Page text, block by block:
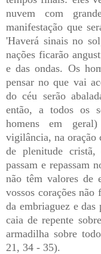
nuvem com
manifestação que
'Haverá sinais no
nações ficarão
e das ondas. Os
pensar no que vai
do céu serão
então, a todos os
homens em
vigilância, na oração
de plenitude
passam e repassam
não têm valores de
vossos corações não
da embriaguez e das
caia de repente
armadilha sobre
21, 34 - 35).